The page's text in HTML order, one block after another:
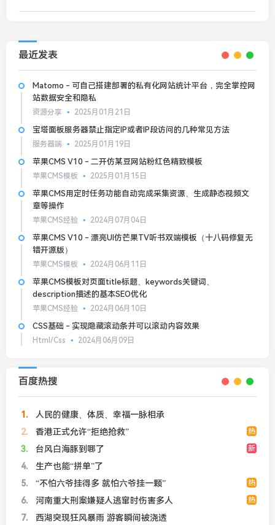
最近发表
Matomo - 可自己搭建部署的私有化网站统计平台，完全掌控网
站数据安全和隐私
资源分享 2025月01月21日
宝塔面板服务器禁止指定IP或者IP段访问的几种常见方法
服务器端 2025月01月19日
苹果CMS V10 - 二开仿某豆网站粉红色精致模板
苹果CMS模板 2025月01月15日
苹果CMS用定时任务功能自动完成采集资源、生成静态视频文
章等操作
苹果CMS经验 2024月07月04日
苹果CMS V10 - 漂亮UI仿芒果TV听书双端模板（十八码修复无
错开源版）
苹果CMS模板 2024月06月11日
苹果CMS模板对页面title标题、keywords关键词、
description描述的基本SEO优化
苹果CMS经验 2024月06月10日
CSS基础 - 实现隐藏滚动条并可以滚动内容效果
Html/Css 2024月06月09日
百度热搜
1
人民的健康、体质、幸福一脉相承
2
热
香港正式允许“拒绝抢救”
3
新
台风白海豚到哪了
4
生产也能“拼单”了
5
热
“不怕六爷挂得多 就怕六爷挂一颗”
6
热
河南重大刑案嫌疑人逃窜时伤害多人
7
西湖突现狂风暴雨 游客瞬间被浇透